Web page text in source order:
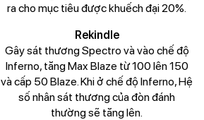
ra cho mục tiêu được khuếch đại 20%.
Rekindle
Gây sát thương Spectro và vào chế độ
Inferno, tăng Max Blaze từ 100 lên 150
và cấp 50 Blaze. Khi ở chế độ Inferno, Hệ
số nhân sát thương của đòn đánh
thường sẽ tăng lên.